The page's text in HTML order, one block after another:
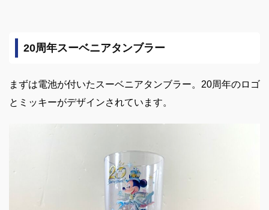
20周年スーベニアタンブラー
まずは電池が付いたスーベニアタンブラー。20周年のロゴ
とミッキーがデザインされています。